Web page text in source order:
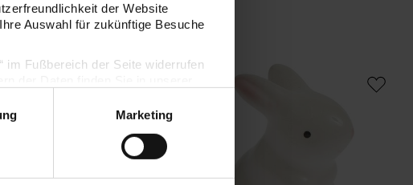
der Website
Auswahl für zukünftige Besuche
im Fußbereich der Seite widerrufen
Marketing
Gans liegend weiß Keramik Hase stehend rechts weiß